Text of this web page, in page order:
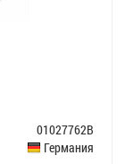
01027762B
Германия